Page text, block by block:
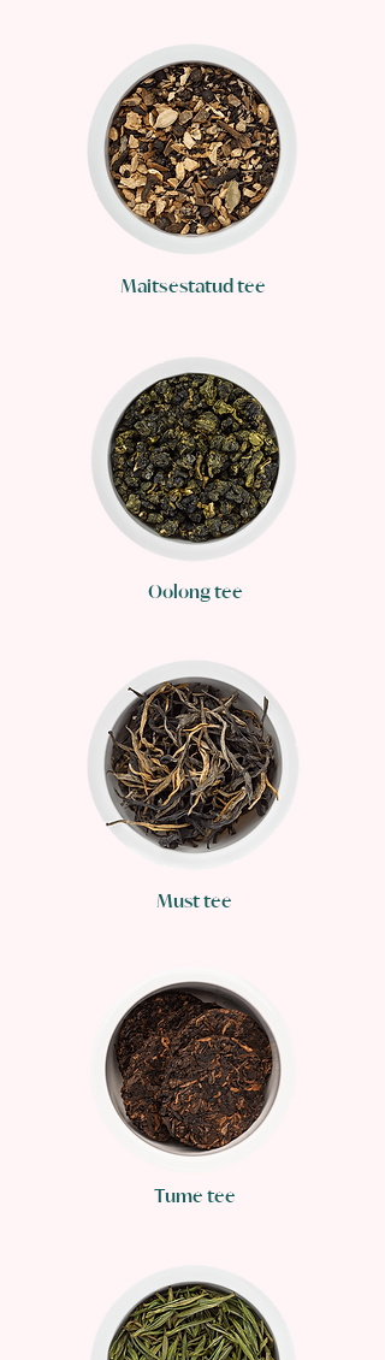
Maitsestatud tee
Oolong tee
Must tee
Tume tee